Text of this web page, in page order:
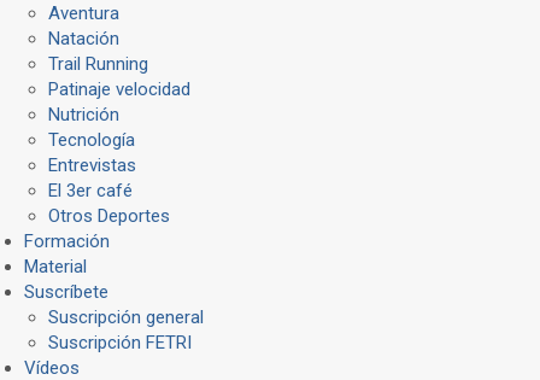
Aventura
Natación
Trail Running
Patinaje velocidad
Nutrición
Tecnología
Entrevistas
El 3er café
Otros Deportes
Formación
Material
Suscríbete
Suscripción general
Suscripción FETRI
Vídeos